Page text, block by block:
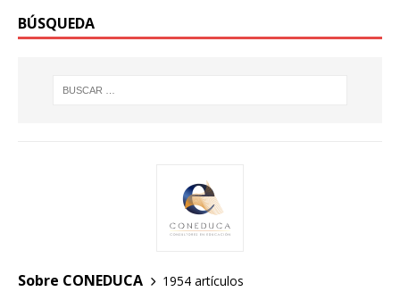
BÚSQUEDA
Sobre CONEDUCA
1954 artículos